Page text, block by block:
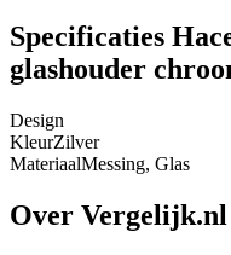
Specificaties
glashouder
Design
KleurZilver
MateriaalMessing, Glas
Over Vergelijk.nl